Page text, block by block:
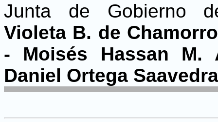
Junta de Gobierno
Violeta B. de
- Moisés Hassan M.
Daniel Ortega